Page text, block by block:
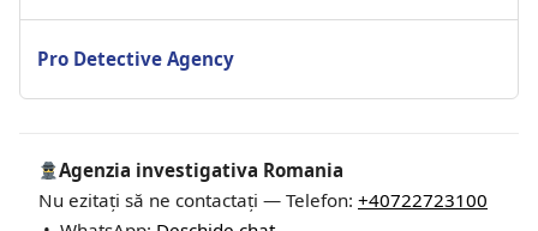
Pro Detective Agency
Agenzia investigativa Romania
Nu ezitați să ne contactați — Telefon: +40722723100